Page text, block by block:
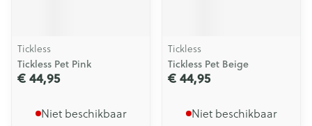
Tickless
Tickless Pet Pink
€ 44,95
Niet beschikbaar
Tickless
Tickless Pet Beige
€ 44,95
Niet beschikbaar